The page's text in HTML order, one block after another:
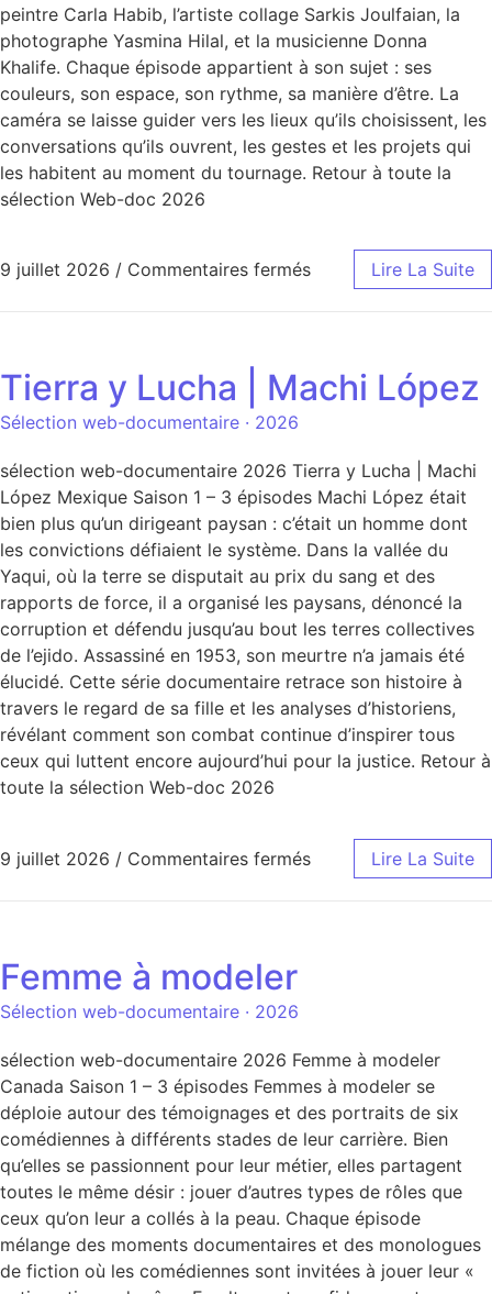
peintre Carla Habib, l’artiste collage Sarkis Joulfaian, la
photographe Yasmina Hilal, et la musicienne Donna
Khalife. Chaque épisode appartient à son sujet : ses
couleurs, son espace, son rythme, sa manière d’être. La
caméra se laisse guider vers les lieux qu’ils choisissent, les
conversations qu’ils ouvrent, les gestes et les projets qui
les habitent au moment du tournage. Retour à toute la
sélection Web-doc 2026
9 juillet 2026 / Commentaires fermés Lire La Suite
Tierra y Lucha | Machi López
Sélection web-documentaire · 2026
sélection web-documentaire 2026 Tierra y Lucha | Machi
López Mexique Saison 1 – 3 épisodes Machi López était
bien plus qu’un dirigeant paysan : c’était un homme dont
les convictions défiaient le système. Dans la vallée du
Yaqui, où la terre se disputait au prix du sang et des
rapports de force, il a organisé les paysans, dénoncé la
corruption et défendu jusqu’au bout les terres collectives
de l’ejido. Assassiné en 1953, son meurtre n’a jamais été
élucidé. Cette série documentaire retrace son histoire à
travers le regard de sa fille et les analyses d’historiens,
révélant comment son combat continue d’inspirer tous
ceux qui luttent encore aujourd’hui pour la justice. Retour à
toute la sélection Web-doc 2026
9 juillet 2026 / Commentaires fermés Lire La Suite
Femme à modeler
Sélection web-documentaire · 2026
sélection web-documentaire 2026 Femme à modeler
Canada Saison 1 – 3 épisodes Femmes à modeler se
déploie autour des témoignages et des portraits de six
comédiennes à différents stades de leur carrière. Bien
qu’elles se passionnent pour leur métier, elles partagent
toutes le même désir : jouer d’autres types de rôles que
ceux qu’on leur a collés à la peau. Chaque épisode
mélange des moments documentaires et des monologues
de fiction où les comédiennes sont invitées à jouer leur «